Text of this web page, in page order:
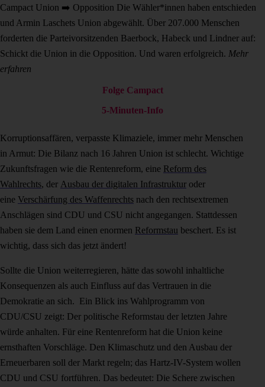
Campact Union ➡️ Opposition Die Wähler*innen haben entschieden
und Armin Laschets Union abgewählt. Über 207.000 Menschen
forderten die Parteivorsitzenden Baerbock, Habeck und Lindner auf:
Schickt die Union in die Opposition. Und waren erfolgreich. Mehr
erfahren
Folge Campact
5-Minuten-Info
Korruptionsaffären, verpasste Klimaziele, immer mehr Menschen
in Armut: Die Bilanz nach 16 Jahren Union ist schlecht. Wichtige
Zukunftsfragen wie die Rentenreform, eine Reform des
Wahlrechts, der Ausbau der digitalen Infrastruktur oder
eine Verschärfung des Waffenrechts nach den rechtsextremen
Anschlägen sind CDU und CSU nicht angegangen. Stattdessen
haben sie dem Land einen enormen Reformstau beschert. Es ist
wichtig, dass sich das jetzt ändert!
Sollte die Union weiterregieren, hätte das sowohl inhaltliche
Konsequenzen als auch Einfluss auf das Vertrauen in die
Demokratie an sich. Ein Blick ins Wahlprogramm von
CDU/CSU zeigt: Der politische Reformstau der letzten Jahre
würde anhalten. Für eine Rentenreform hat die Union keine
ernsthaften Vorschläge. Den Klimaschutz und den Ausbau der
Erneuerbaren soll der Markt regeln; das Hartz-IV-System wollen
CDU und CSU fortführen. Das bedeutet: Die Schere zwischen